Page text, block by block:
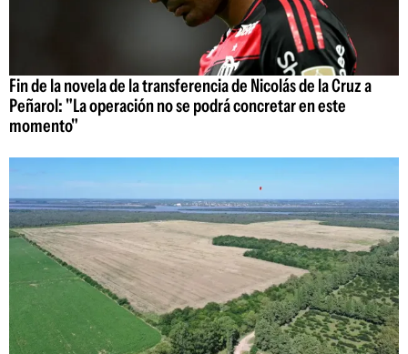
Fin de la novela de la transferencia de Nicolás de la Cruz a
Peñarol: "La operación no se podrá concretar en este
momento"